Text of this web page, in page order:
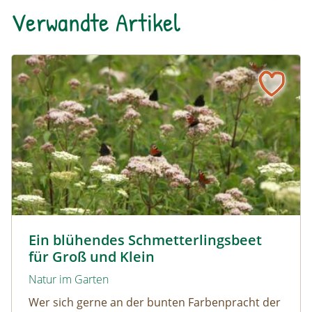
Verwandte Artikel
Ein blühendes Schmetterlingsbeet
für Groß und Klein
Natur im Garten
Wer sich gerne an der bunten Farbenpracht der
Ein blühendes Schmetterlingsbeet für Groß und Klein